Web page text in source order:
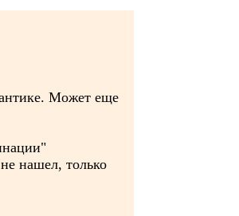
Может еще
нашел, только